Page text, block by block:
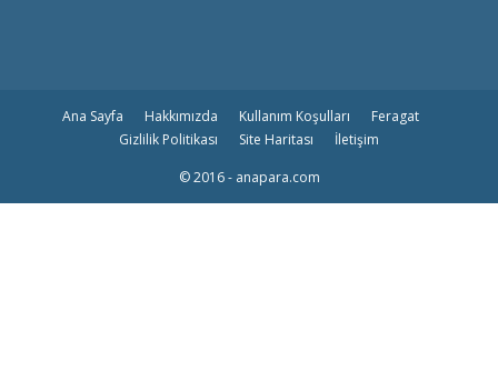
Ana Sayfa Hakkımızda Kullanım Koşulları
Feragat
Gizlilik Politikası
Site Haritası
İletişim
© 2016 - anapara.com